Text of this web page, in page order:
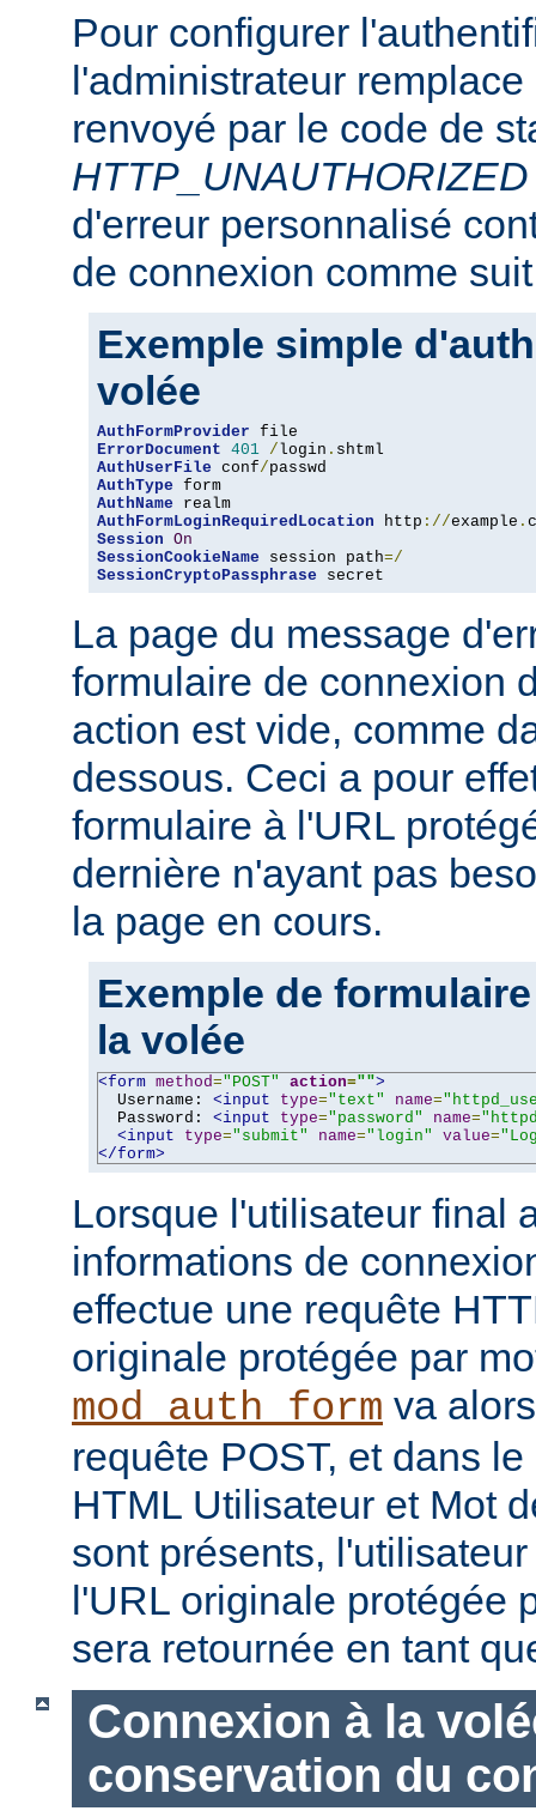
Pour configurer
l'administrateur
renvoyé par le code de
HTTP_UNAUTHORIZED
d'erreur personnalisé
de connexion comme
Exemple simple
volée
AuthFormProvider
ErrorDocument 401 /login .
AuthUserFile conf/
AuthType
AuthName
AuthFormLoginRequiredLocation http ://example .
Session On
SessionCookieName session path=/
SessionCryptoPassphrase secret
La page du message
formulaire de connexion
action est vide, comme
dessous. Ceci a pour
formulaire à l'URL
dernière n'ayant pas
la page en cours.
Exemple de
la volée
<form method="POST" action="">
  Username:
<input type="text" name=
  Password:
<input type="password" name=
<input
type="submit" name="login" value=
</form>
Lorsque l'utilisateur final
informations de
effectue une requête
originale protégée par
mod_auth_form va
requête POST, et dans
HTML Utilisateur et Mot
sont présents,
l'URL originale protégée
sera retournée en tant
Connexion à la
conservation du